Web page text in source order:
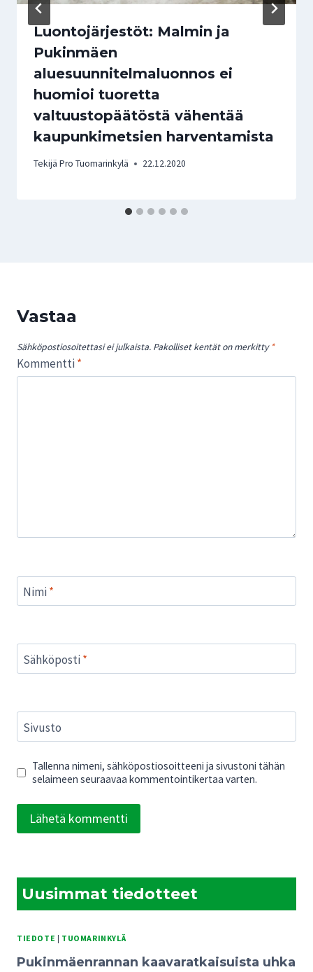
Luontojärjestöt: Malmin ja
Pukinmäen
aluesuunnitelmaluonnos ei
huomioi tuoretta
valtuustopäätöstä vähentää
kaupunkimetsien harventamista
Tekijä Pro Tuomarinkylä 22.12.2020
Vastaa
Sähköpostiosoitettasi ei julkaista. Pakolliset kentät on merkitty *
Kommentti *
Nimi *
Sähköposti *
Sivusto
Tallenna nimeni, sähköpostiosoitteeni ja sivustoni tähän
selaimeen seuraavaa kommentointikertaa varten.
Uusimmat tiedotteet
TIEDOTE | TUOMARINKYLÄ
Pukinmäenrannan kaavaratkaisuista uhka